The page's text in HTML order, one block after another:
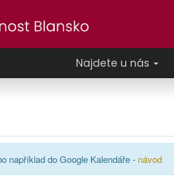
Najdete u nás
například do Google Kalendáře - návod